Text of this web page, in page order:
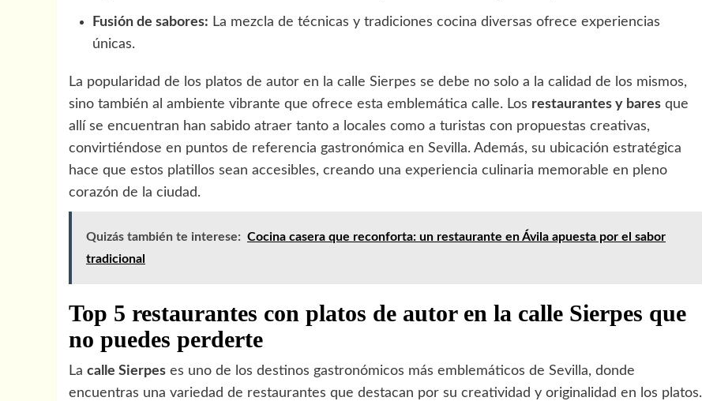
Fusión de sabores: La mezcla de técnicas y tradiciones cocina diversas ofrece experiencias
únicas.
La popularidad de los platos de autor en la calle Sierpes se debe no solo a la calidad de los mismos,
sino también al ambiente vibrante que ofrece esta emblemática calle. Los restaurantes y bares que
allí se encuentran han sabido atraer tanto a locales como a turistas con propuestas creativas,
convirtiéndose en puntos de referencia gastronómica en Sevilla. Además, su ubicación estratégica
hace que estos platillos sean accesibles, creando una experiencia culinaria memorable en pleno
corazón de la ciudad.
Quizás también te interese: Cocina casera que reconforta: un restaurante en Ávila apuesta por el sabor
tradicional
Top 5 restaurantes con platos de autor en la calle Sierpes que
no puedes perderte
La calle Sierpes es uno de los destinos gastronómicos más emblemáticos de Sevilla, donde
encuentras una variedad de restaurantes que destacan por su creatividad y originalidad en los platos.